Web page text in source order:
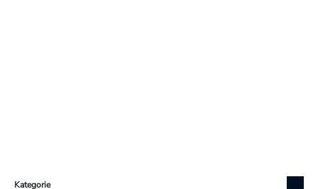
Kategorie